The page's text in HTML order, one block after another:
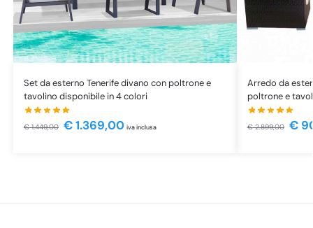
Set da esterno Tenerife divano con poltrone e
tavolino disponibile in 4 colori
€1.449,00 €1.369,00 iva inclusa
Arredo da
poltrone e
€2.899,00 €